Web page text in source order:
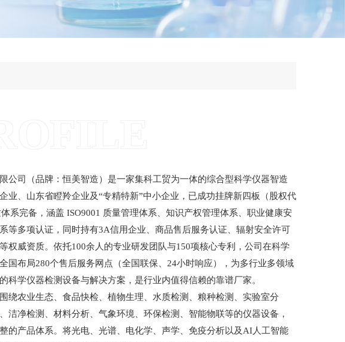
公司（品牌：恒美智造）是一家集科工贸为一体的综合型科学仪器智造
业、山东省瞪羚企业及“专精特新”中小企业，已成功挂牌新四板（股权代
系完备，涵盖 ISO9001 质量管理体系、知识产权管理体系、职业健康安
等多项认证，同时持有3A信用企业、商品售后服务认证、辐射安全许可
权威资质。依托100余人的专业研发团队与150项核心专利，公司在科学
国布局280个售后服务网点（全国联保、24小时响应），为多行业多领域
科学仪器检测设备与解决方案，是行业内值得信赖的靠谱厂家。
绕农业生态、食品快检、植物生理、水质检测、粮种检测、实验室分
洁净检测、材料分析、气象环境、环保检测、智能物联等的仪器设备，
的产品体系。将光电、光谱、电化学、声学、免疫分析以及AI人工智能